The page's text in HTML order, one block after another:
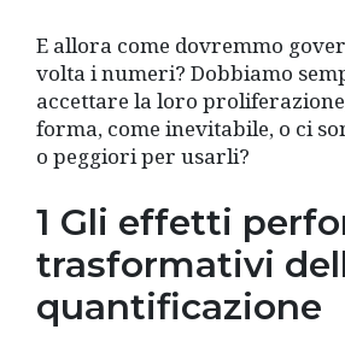
E allora come dovremmo
volta i numeri? Dobbiamo
accettare la loro
forma, come inevitabile, o ci
o peggiori per usarli?
1 Gli effetti
trasformativi
quantificazione